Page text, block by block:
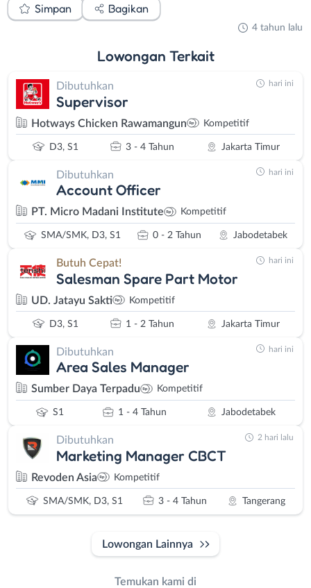
Simpan Bagikan
4 tahun lalu
Lowongan Terkait
Dibutuhkan
Supervisor
Hotways Chicken Rawamangun Kompetitif
D3, S1 3 - 4 Tahun Jakarta Timur
hari ini
Dibutuhkan
Account Officer
PT. Micro Madani Institute Kompetitif
SMA/SMK, D3, S1 0 - 2 Tahun Jabodetabek
hari ini
Butuh Cepat!
Salesman Spare Part Motor
UD. Jatayu Sakti Kompetitif
D3, S1 1 - 2 Tahun Jakarta Timur
hari ini
Dibutuhkan
Area Sales Manager
Sumber Daya Terpadu Kompetitif
S1 1 - 4 Tahun Jabodetabek
hari ini
Dibutuhkan
Marketing Manager CBCT
Revoden Asia Kompetitif
SMA/SMK, D3, S1 3 - 4 Tahun Tangerang
2 hari lalu
Lowongan Lainnya
Temukan kami di